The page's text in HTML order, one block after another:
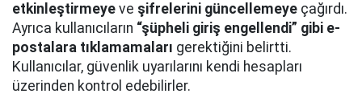
etkinleştirmeye ve şifrelerini güncellemeye çağırdı.
Ayrıca kullanıcıların “şüpheli giriş engellendi” gibi e-
postalara tıklamamaları gerektiğini belirtti.
Kullanıcılar, güvenlik uyarılarını kendi hesapları
üzerinden kontrol edebilirler.